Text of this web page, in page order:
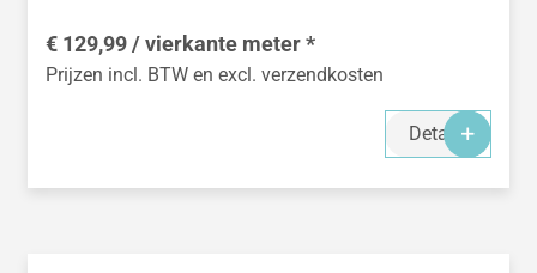
€ 129,99 / vierkante meter *
Prijzen incl. BTW en excl. verzendkosten
Details